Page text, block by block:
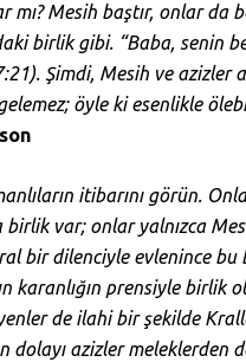
mı? Mesih baştır, onlar da
birlik gibi. “Baba, senin
Şimdi, Mesih ve
öyle ki esenlikle
itibarını görün.
birlik var; onlar yalnızca
bir dilenciyle evlenince bu
karanlığın prensiyle birlik
de ilahi bir şekilde
dolayı azizler meleklerden